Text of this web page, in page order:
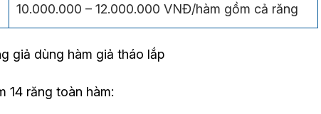
10.000.000 – 12.000.000 VNĐ/hàm gồm cả răng
giả dùng hàm giả tháo lắp
14 răng toàn hàm: